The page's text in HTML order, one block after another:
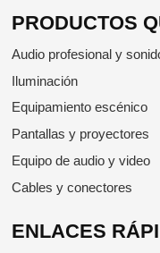
PRODUCTOS
Audio profesional y
Iluminación
Equipamiento escénico
Pantallas y proyectores
Equipo de audio y video
Cables y conectores
ENLACES